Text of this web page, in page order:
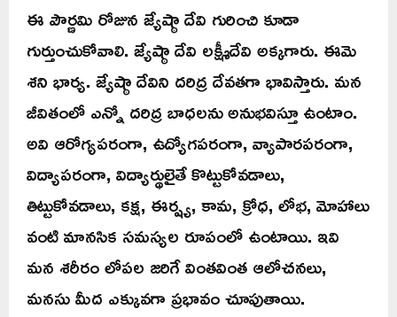
ఈ పౌర్ణమి రోజున జ్యేష్ఠా దేవి గురించి కూడా
గుర్తుంచుకోవాలి. జ్యేష్ఠా దేవి లక్ష్మీదేవి అక్కగారు. ఈమె
శని భార్య. జ్యేష్ఠా దేవిని దరిద్ర దేవతగా భావిస్తారు. మన
జీవితంలో ఎన్నో దరిద్ర బాధలను అనుభవిస్తూ ఉంటాం.
అవి ఆరోగ్యపరంగా, ఉద్యోగపరంగా, వ్యాపారపరంగా,
విద్యాపరంగా, విద్యార్థులైతే కొట్టుకోవడాలు,
తిట్టుకోవడాలు, కక్ష, ఈర్ష్య, కామ, క్రోధ, లోభ, మోహాలు
వంటి మానసిక సమస్యల రూపంలో ఉంటాయి. ఇవి
మన శరీరం లోపల జరిగే వింతవింత ఆలోచనలు,
మనసు మీద ఎక్కువగా ప్రభావం చూపుతాయి.